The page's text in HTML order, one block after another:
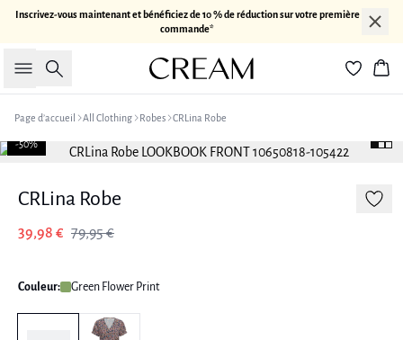
Inscrivez-vous maintenant et bénéficiez de 10 % de réduction sur votre première
commande*
Rechercher
Page d’accueil All Clothing Robes CRLina Robe
-50%
CRLina Robe
39,98 € 79,95 €
Couleur: Green Flower Print